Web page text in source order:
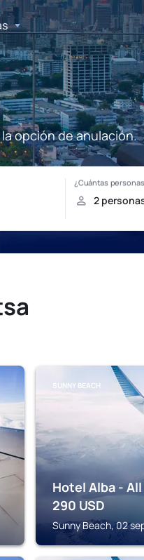
opción de anulación.
SUNNY BEACH
Hotel Alba -
290 USD
Sunny Beach, 02